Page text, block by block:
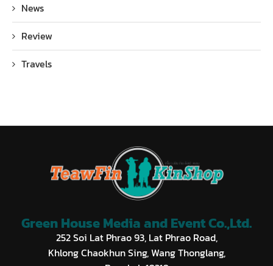
News
Review
Travels
Green House Media and Event Co.,Ltd.
252 Soi Lat Phrao 93, Lat Phrao Road,
Khlong Chaokhun Sing, Wang Thonglang,